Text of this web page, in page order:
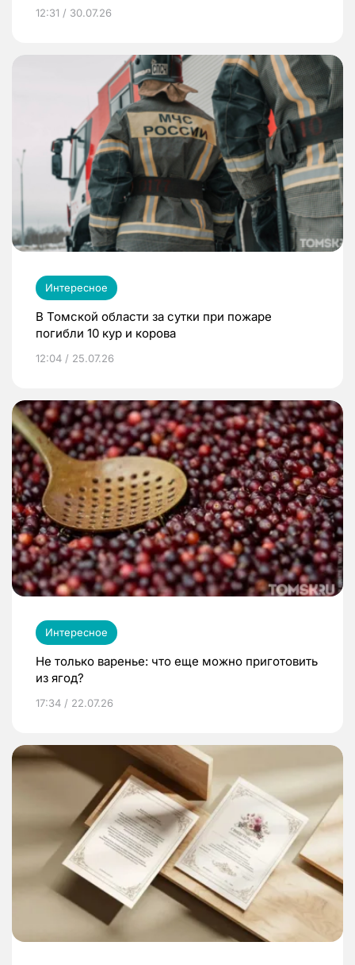
12:31 / 30.07.26
Интересное
В Томской области за сутки при пожаре
погибли 10 кур и корова
12:04 / 25.07.26
Интересное
Не только варенье: что еще можно приготовить
из ягод?
17:34 / 22.07.26